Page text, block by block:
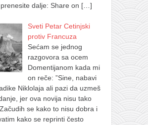
dalje: Share on […]
Sveti Petar Cetinjski
protiv Francuza
Sećam se jednog
razgovora sa ocem
Domentijanom kada mi
on reče: ”Sine, nabavi
Niklolaja ali pazi da uzmeš
jer ova novija nisu tako
se kako to nisu dobra i
kako se reprinti često